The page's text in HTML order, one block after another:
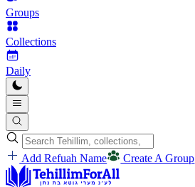
Groups
Collections
Daily
Add Refuah Name Create A Group